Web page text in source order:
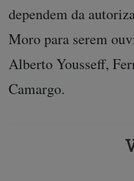
dependem da
Moro para serem
Alberto Yousseff,
Camargo.